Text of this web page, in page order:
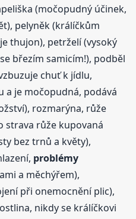
(močopudný účinek,
pelyněk (králíčkům
thujon), petrželí (vysoký
březím samicím!), podběl
chuť k jídlu,
a je močopudná, podává
rozmarýna, růže
strava růže kupovaná
bez trnů a květy),
problémy
a měchýřem),
při onemocnění plic),
nikdy se králíčkovi